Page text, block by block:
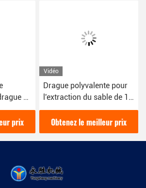
à
de
prix
Vidéo
Drague polyvalente pour
l'extraction du sable de 16
kW avec une couleur bleue
pour divers besoins
d'extraction du sable
Obtenez le meilleur prix